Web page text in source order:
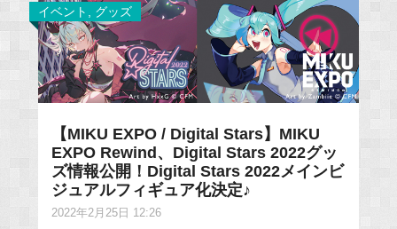
イベント グッズ
【MIKU EXPO / Digital Stars】MIKU
EXPO Rewind、Digital Stars 2022グッ
ズ情報公開！Digital Stars 2022メインビ
ジュアルフィギュア化決定♪
2022年2月25日 12:26